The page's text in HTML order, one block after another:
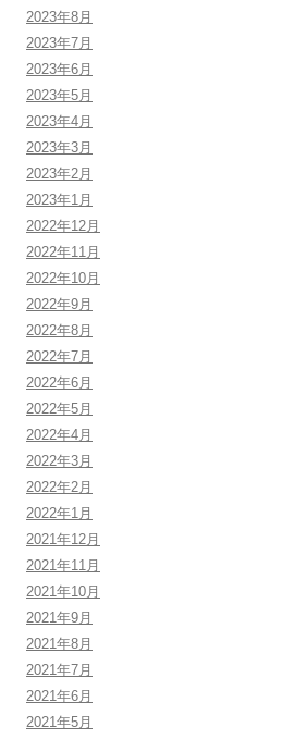
2023年8月
2023年7月
2023年6月
2023年5月
2023年4月
2023年3月
2023年2月
2023年1月
2022年12月
2022年11月
2022年10月
2022年9月
2022年8月
2022年7月
2022年6月
2022年5月
2022年4月
2022年3月
2022年2月
2022年1月
2021年12月
2021年11月
2021年10月
2021年9月
2021年8月
2021年7月
2021年6月
2021年5月